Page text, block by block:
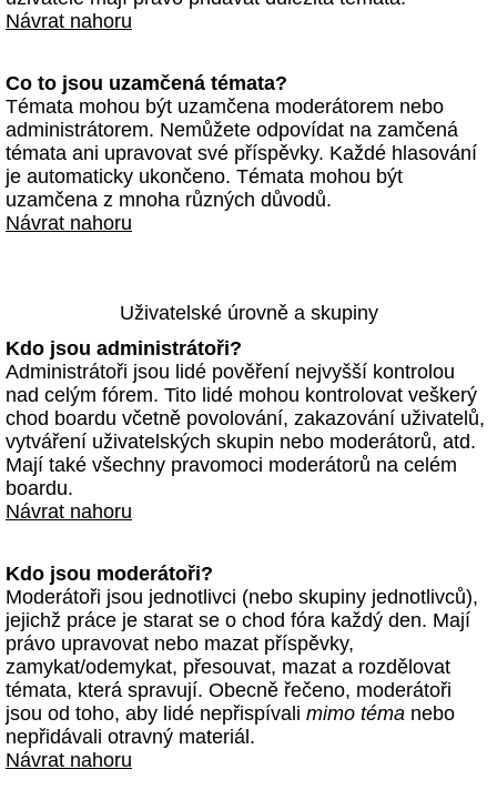
Návrat nahoru
Co to jsou uzamčená témata?
Témata mohou být uzamčena moderátorem nebo
administrátorem. Nemůžete odpovídat na zamčená
témata ani upravovat své příspěvky. Každé hlasování
je automaticky ukončeno. Témata mohou být
uzamčena z mnoha různých důvodů.
Návrat nahoru
Uživatelské úrovně a skupiny
Kdo jsou administrátoři?
Administrátoři jsou lidé pověření nejvyšší kontrolou
nad celým fórem. Tito lidé mohou kontrolovat veškerý
chod boardu včetně povolování, zakazování uživatelů,
vytváření uživatelských skupin nebo moderátorů, atd.
Mají také všechny pravomoci moderátorů na celém
boardu.
Návrat nahoru
Kdo jsou moderátoři?
Moderátoři jsou jednotlivci (nebo skupiny jednotlivců),
jejichž práce je starat se o chod fóra každý den. Mají
právo upravovat nebo mazat příspěvky,
zamykat/odemykat, přesouvat, mazat a rozdělovat
témata, která spravují. Obecně řečeno, moderátoři
jsou od toho, aby lidé nepřispívali mimo téma nebo
nepřidávali otravný materiál.
Návrat nahoru